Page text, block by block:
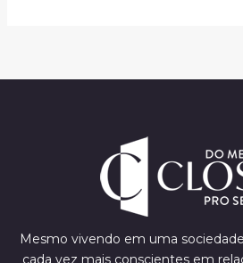
Mesmo vivendo em uma
cada vez mais conscientes em